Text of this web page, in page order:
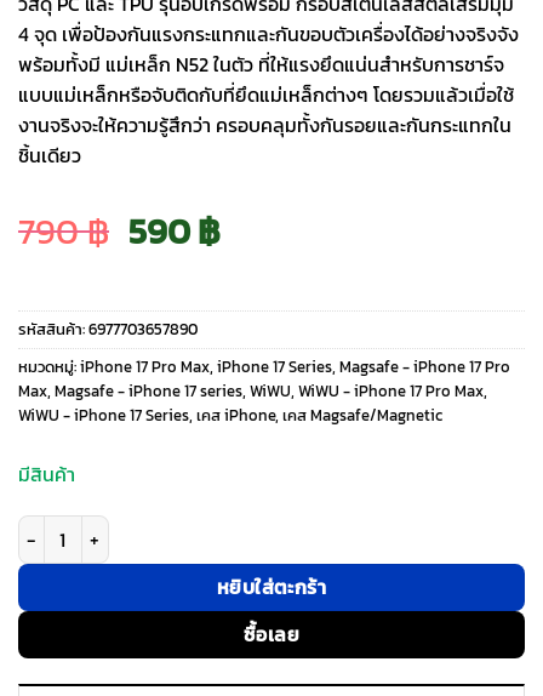
4 จุด เพื่อป้องกันแรงกระแทกและกันขอบตัวเครื่องได้อย่างจริงจัง
พร้อมทั้งมี แม่เหล็ก N52 ในตัว ที่ให้แรงยึดแน่นสำหรับการชาร์จ
แบบแม่เหล็กหรือจับติดกับที่ยึดแม่เหล็กต่างๆ โดยรวมแล้วเมื่อใช้
งานจริงจะให้ความรู้สึกว่า ครอบคลุมทั้งกันรอยและกันกระแทกใน
ชิ้นเดียว
790฿ Original
price
was:
790 ฿.
590฿Current
price
is:
590 ฿.
รหัสสินค้า:6977703657890
หมวดหมู่:iPhone 17 Pro Max, iPhone 17 Series, Magsafe - iPhone 17 Pro
Max, Magsafe - iPhone 17 series, WiWU, WiWU - iPhone 17 Pro Max,
WiWU - iPhone 17 Series, เคส iPhone, เคส Magsafe/Magnetic
มีสินค้า
จำนวน WiWU รุ่น Titanium Magnetic Shield Case - เคส iPhone 17 Pro
หยิบใส่ตะกร้า
ซื้อเลย